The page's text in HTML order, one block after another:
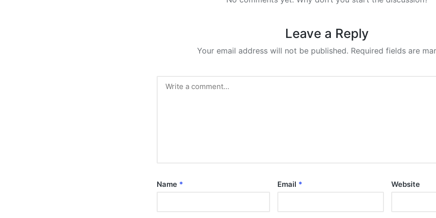
Leave a Reply
Your email address will not be published. Required fields are
Name * Email * Website